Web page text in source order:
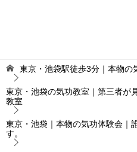
東京・池袋駅徒歩3分｜本物の
東京・池袋の気功教室｜第三者が
教室
東京・池袋｜本物の気功体験会｜
す。